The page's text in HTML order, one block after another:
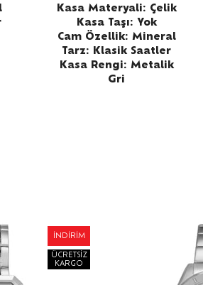
Kasa Materyali: Çelik
Kasa Taşı: Yok
Cam Özellik: Mineral
Tarz: Klasik Saatler
Kasa Rengi: Metalik
Gri
İNDIRIM
ÜCRETSIZ
KARGO